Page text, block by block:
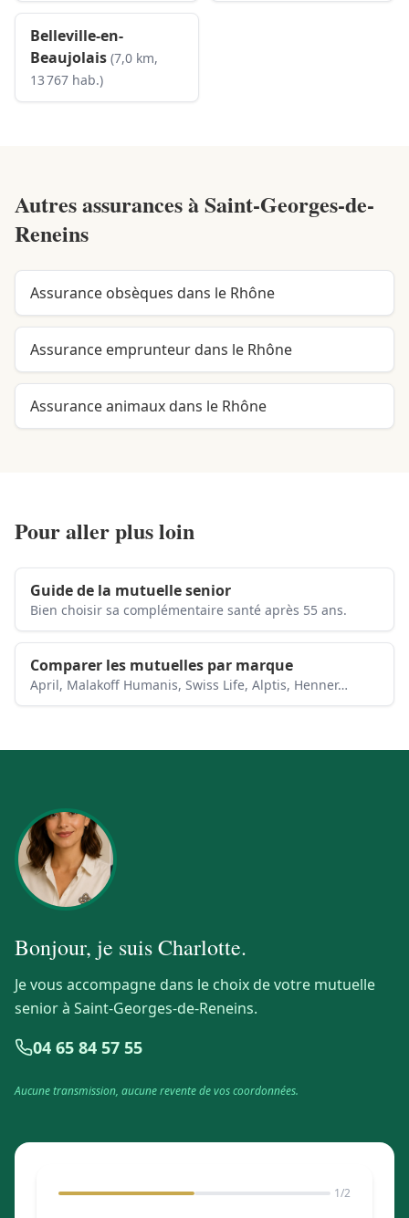
Belleville-en-
Beaujolais (7,0 km,
13 767 hab.)
Autres assurances àSaint-Georges-de-
Reneins
Assurance obsèques dans le Rhône
Assurance emprunteur dans le Rhône
Assurance animaux dans le Rhône
Pour aller plus loin
Guide de la mutuelle senior
Bien choisir sa complémentaire santé après 55 ans.
Comparer les mutuelles par marque
April, Malakoff Humanis, Swiss Life, Alptis, Henner…
Bonjour, je suisCharlotte.
Je vous accompagne dans le choix de votre mutuelle
senior à Saint-Georges-de-Reneins.
04 65 84 57 55
Aucune transmission, aucune revente de vos coordonnées.
1/2